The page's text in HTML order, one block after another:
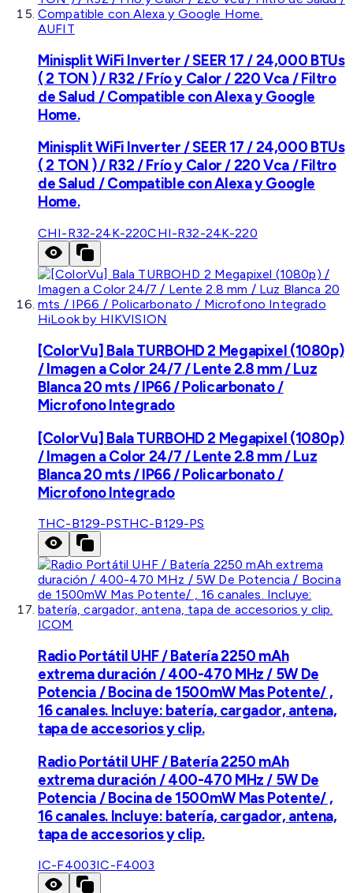
AUFIT
Minisplit WiFi Inverter / SEER 17 / 24,000 BTUs
( 2 TON ) / R32 / Frío y Calor / 220 Vca / Filtro
de Salud / Compatible con Alexa y Google
Home.
Minisplit WiFi Inverter / SEER 17 / 24,000 BTUs
( 2 TON ) / R32 / Frío y Calor / 220 Vca / Filtro
de Salud / Compatible con Alexa y Google
Home.
CHI-R32-24K-220CHI-R32-24K-220
HiLook by HIKVISION
[ColorVu] Bala TURBOHD 2 Megapixel (1080p)
/ Imagen a Color 24/7 / Lente 2.8 mm / Luz
Blanca 20 mts / IP66 / Policarbonato /
Microfono Integrado
[ColorVu] Bala TURBOHD 2 Megapixel (1080p)
/ Imagen a Color 24/7 / Lente 2.8 mm / Luz
Blanca 20 mts / IP66 / Policarbonato /
Microfono Integrado
THC-B129-PSTHC-B129-PS
ICOM
Radio Portátil UHF / Batería 2250 mAh
extrema duración / 400-470 MHz / 5W De
Potencia / Bocina de 1500mW Mas Potente/ ,
16 canales. Incluye: batería, cargador, antena,
tapa de accesorios y clip.
Radio Portátil UHF / Batería 2250 mAh
extrema duración / 400-470 MHz / 5W De
Potencia / Bocina de 1500mW Mas Potente/ ,
16 canales. Incluye: batería, cargador, antena,
tapa de accesorios y clip.
IC-F4003IC-F4003